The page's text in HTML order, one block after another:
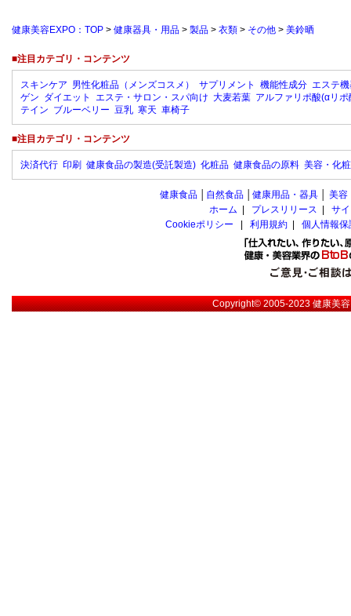
健康美容EXPO：TOP > 健康器具・用品 > 製品 > 衣類 > その他 > 美鈴晒
■注目カテゴリ・コンテンツ
スキンケア 男性化粧品（メンズコスメ） サプリメント 機能性成分 エステ
ゲン ダイエット エステ・サロン・スパ向け 大麦若葉 アルファリポ酸(αリポ
テイン ブルーベリー 豆乳 寒天 車椅子
■注目カテゴリ・コンテンツ
決済代行 印刷 健康食品の製造(受託製造) 化粧品 健康食品の原料 美容・化
健康食品 自然食品 健康用品・器具 美容
ホーム
プレスリリース
サ
Cookieポリシー
利用規約 個人情報
Copyright© 2005-2023健康美